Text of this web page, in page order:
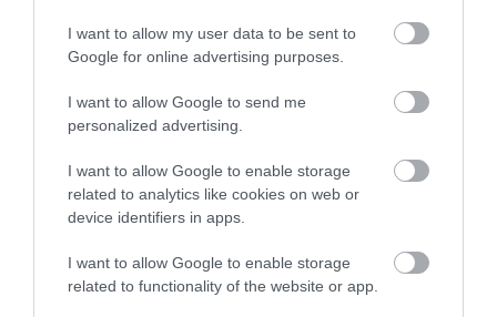
I want to allow my user data to be sent to
Google for online advertising purposes.
I want to allow Google to send me
personalized advertising.
I want to allow Google to enable storage
related to analytics like cookies on web or
device identifiers in apps.
I want to allow Google to enable storage
related to functionality of the website or app.